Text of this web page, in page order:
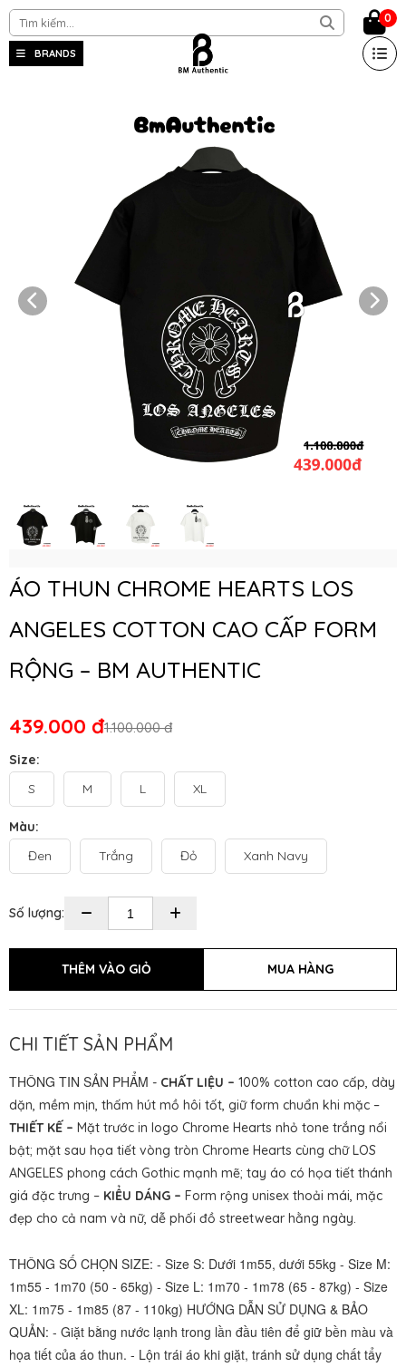
BRANDS
0
ÁO THUN CHROME HEARTS LOS
ANGELES COTTON CAO CẤP FORM
RỘNG – BM AUTHENTIC
1.100.000 đ
439.000 đ
Size:
S
M L XL
Màu:
Đen
Trắng Đỏ Xanh Navy
Số lượng:
CHI TIẾT SẢN PHẨM
THÔNG TIN SẢN PHẨM - CHẤT LIỆU – 100% cotton cao cấp, dày
dặn, mềm mịn, thấm hút mồ hôi tốt, giữ form chuẩn khi mặc –
THIẾT KẾ – Mặt trước in logo Chrome Hearts nhỏ tone trắng nổi
bật; mặt sau họa tiết vòng tròn Chrome Hearts cùng chữ LOS
ANGELES phong cách Gothic mạnh mẽ; tay áo có họa tiết thánh
giá đặc trưng – KIỂU DÁNG – Form rộng unisex thoải mái, mặc
đẹp cho cả nam và nữ, dễ phối đồ streetwear hằng ngày.
THÔNG SỐ CHỌN SIZE: - Size S: Dưới 1m55, dưới 55kg - Size M:
1m55 - 1m70 (50 - 65kg) - Size L: 1m70 - 1m78 (65 - 87kg) - Size
XL: 1m75 - 1m85 (87 - 110kg) HƯỚNG DẪN SỬ DỤNG & BẢO
QUẢN: - Giặt bằng nước lạnh trong lần đầu tiên để giữ bền màu và
họa tiết của áo thun. - Lộn trái áo khi giặt, tránh sử dụng chất tẩy